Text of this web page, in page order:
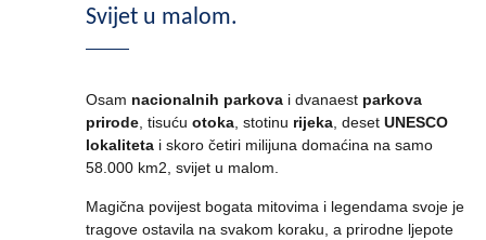
Svijet u malom.
Osam nacionalnih parkova i dvanaest parkova
prirode, tisućuotoka, stotinu rijeka, desetUNESCO
lokaliteta i skoro četiri milijuna domaćina na samo
58.000 km2, svijet u malom.
Magična povijest bogata mitovima i legendama svoje je
tragove ostavila na svakom koraku, a prirodne ljepote